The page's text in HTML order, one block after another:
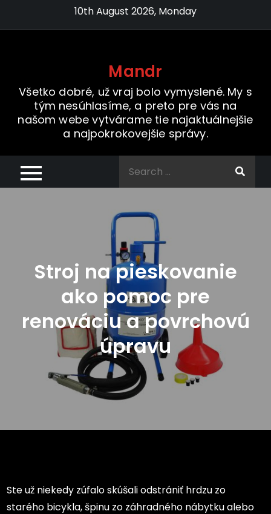
10th August 2026, Monday
Mandr
Všetko dobré, už vraj bolo vymyslené. My s
tým nesúhlasíme, a preto pre vás na
našom webe vytvárame tie najaktuálnejšie
a najpokrokovejšie správy.
Stroj na pieskovanie
ako pomoc pre
renováciu a povrchovú
úpravu
Ste už niekedy zúfalo skúšali odstrániť hrdzu zo
starého bicykla, špinu zo záhradného nábytku alebo